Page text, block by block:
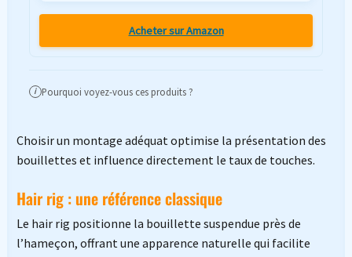
Acheter sur Amazon
i Pourquoi voyez-vous ces produits ?
Choisir un montage adéquat optimise la présentation des
bouillettes et influence directement le taux de touches.
Hair rig : une référence classique
Le hair rig positionne la bouillette suspendue près de
l’hameçon, offrant une apparence naturelle qui facilite